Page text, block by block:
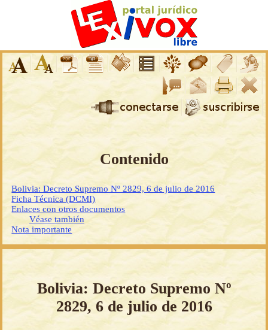
Contenido
Bolivia: Decreto Supremo Nº 2829, 6 de julio de 2016
Ficha Técnica (DCMI)
Enlaces con otros documentos
Véase también
Nota importante
Bolivia: Decreto Supremo Nº
2829, 6 de julio de 2016